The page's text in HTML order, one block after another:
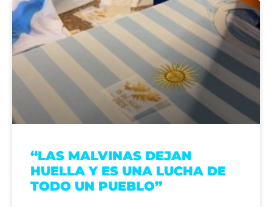
“LAS MALVINAS DEJAN
HUELLA Y ES UNA LUCHA DE
TODO UN PUEBLO”